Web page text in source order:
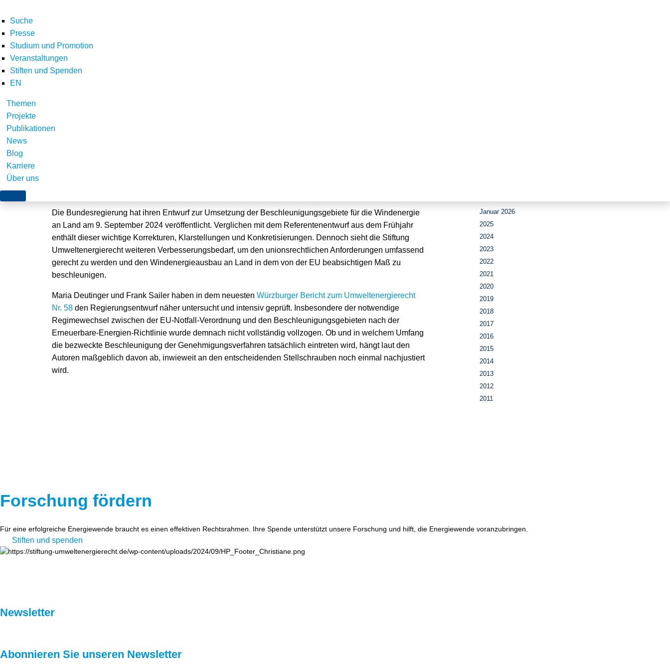
Suche
Presse
Studium und Promotion
Veranstaltungen
Stiften und Spenden
EN
Themen
Projekte
Publikationen
News
Blog
Karriere
Über uns
die Beschleunigungsgebiete?
Die Bundesregierung hat ihren Entwurf zur Umsetzung der Beschleunigungsgebiete für die Windenergie
an Land am 9. September 2024 veröffentlicht. Verglichen mit dem Referentenentwurf aus dem Frühjahr
enthält dieser wichtige Korrekturen, Klarstellungen und Konkretisierungen. Dennoch sieht die Stiftung
Umweltenergierecht weiteren Verbesserungsbedarf, um den unionsrechtlichen Anforderungen umfassend
gerecht zu werden und den Windenergieausbau an Land in dem von der EU beabsichtigen Maß zu
beschleunigen.
Maria Deutinger und Frank Sailer haben in dem neuesten Würzburger Bericht zum Umweltenergierecht
Nr. 58 den Regierungsentwurf näher untersucht und intensiv geprüft. Insbesondere der notwendige
Regimewechsel zwischen der EU-Notfall-Verordnung und den Beschleunigungsgebieten nach der
Erneuerbare-Energien-Richtlinie wurde demnach nicht vollständig vollzogen. Ob und in welchem Umfang
die bezweckte Beschleunigung der Genehmigungsverfahren tatsächlich eintreten wird, hängt laut den
Autoren maßgeblich davon ab, inwieweit an den entscheidenden Stellschrauben noch einmal nachjustiert
wird.
Januar 2026
2025
2024
2023
2022
2021
2020
2019
2018
2017
2016
2015
2014
2013
2012
2011
Forschung fördern
Für eine erfolgreiche Energiewende braucht es einen effektiven Rechtsrahmen. Ihre Spende unterstützt unsere Forschung und hilft, die Energiewende voranzubringen.
Stiften und spenden
Newsletter
Abonnieren Sie unseren Newsletter